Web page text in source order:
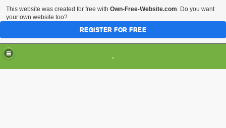
.
This website was created for free with Own-Free-Website.com. Do you want
your own website too?
REGISTER FOR FREE